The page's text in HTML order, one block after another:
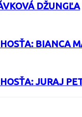
DŽUNGĽA
BIANCA
JURAJ